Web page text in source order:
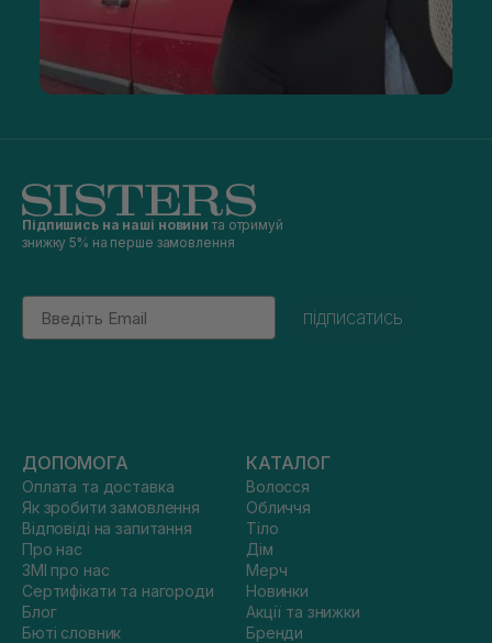
Підпишись на наші новини та отримуй
знижку 5% на перше замовлення
Email
підписатись
ДОПОМОГА
Оплата та доставка
Як зробити замовлення
Відповіді на запитання
Про нас
ЗМІ про нас
Сертифікати та нагороди
Блог
Бюті словник
КАТАЛОГ
Волосся
Обличчя
Тіло
Дім
Мерч
Новинки
Акції та знижки
Бренди